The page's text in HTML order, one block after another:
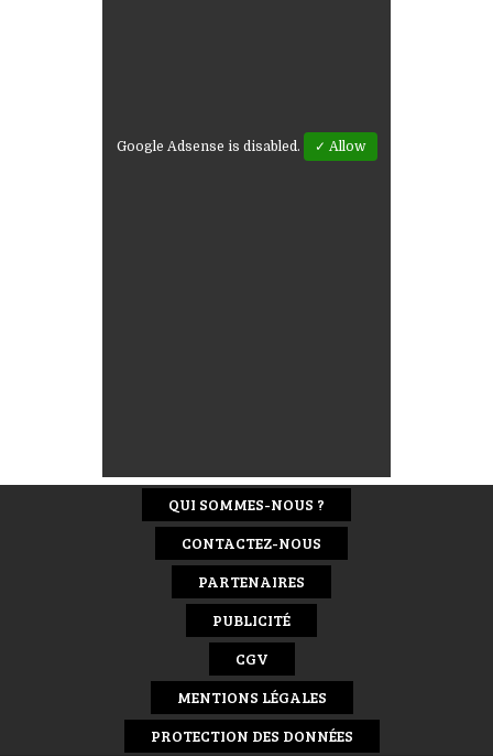
Google Adsense is disabled. ✓ Allow
QUI SOMMES-NOUS ?
CONTACTEZ-NOUS
PARTENAIRES
PUBLICITÉ
CGV
MENTIONS LÉGALES
PROTECTION DES DONNÉES